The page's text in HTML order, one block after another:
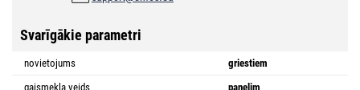
Svarīgākie parametri
novietojums
griestiem
gaismekļa veids
panelim